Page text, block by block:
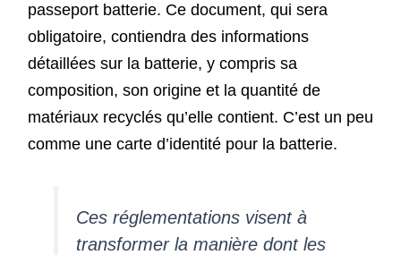
passeport batterie. Ce document, qui sera
obligatoire, contiendra des informations
détaillées sur la batterie, y compris sa
composition, son origine et la quantité de
matériaux recyclés qu’elle contient. C’est un peu
comme une carte d’identité pour la batterie.
Ces réglementations visent à
transformer la manière dont les